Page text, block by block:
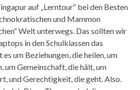
auf „Lerntour“ bei den Besten
und Mammon
Welt unterwegs. Das sollten wir
in den Schulklassen das
um Beziehungen, die heilen, um
um Gemeinschaft, die hält, um
und Gerechtigkeit, die geht. Also.